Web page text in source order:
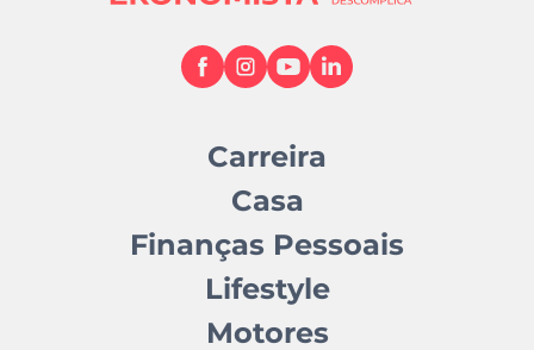
Carreira
Casa
Finanças Pessoais
Lifestyle
Motores